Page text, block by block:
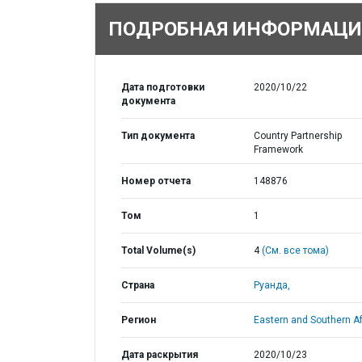
ПОДРОБНАЯ
Дата подготовки
документа
2020/10/22
Тип документа
Country Partnership
Framework
Номер отчета 148876
Том 1
Total Volume(s) 4(См. все тома)
Страна Руанда,
Регион Eastern and Southern
Дата раскрытия
2020/10/23